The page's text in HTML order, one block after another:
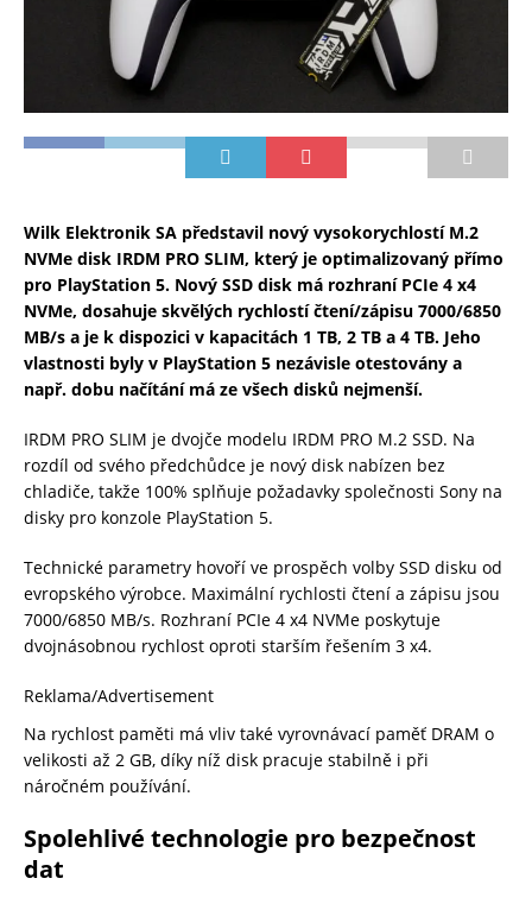
Wilk Elektronik SA představil nový vysokorychlostí M.2
NVMe disk IRDM PRO SLIM, který je optimalizovaný přímo
pro PlayStation 5. Nový SSD disk má rozhraní PCIe 4 x4
NVMe, dosahuje skvělých rychlostí čtení/zápisu 7000/6850
MB/s a je k dispozici v kapacitách 1 TB, 2 TB a 4 TB. Jeho
vlastnosti byly v PlayStation 5 nezávisle otestovány a
např. dobu načítání má ze všech disků nejmenší.
IRDM PRO SLIM je dvojče modelu IRDM PRO M.2 SSD. Na
rozdíl od svého předchůdce je nový disk nabízen bez
chladiče, takže 100% splňuje požadavky společnosti Sony na
disky pro konzole PlayStation 5.
Technické parametry hovoří ve prospěch volby SSD disku od
evropského výrobce. Maximální rychlosti čtení a zápisu jsou
7000/6850 MB/s. Rozhraní PCIe 4 x4 NVMe poskytuje
dvojnásobnou rychlost oproti starším řešením 3 x4.
Reklama/Advertisement
Na rychlost paměti má vliv také vyrovnávací paměť DRAM o
velikosti až 2 GB, díky níž disk pracuje stabilně i při
náročném používání.
Spolehlivé technologie pro bezpečnost
dat